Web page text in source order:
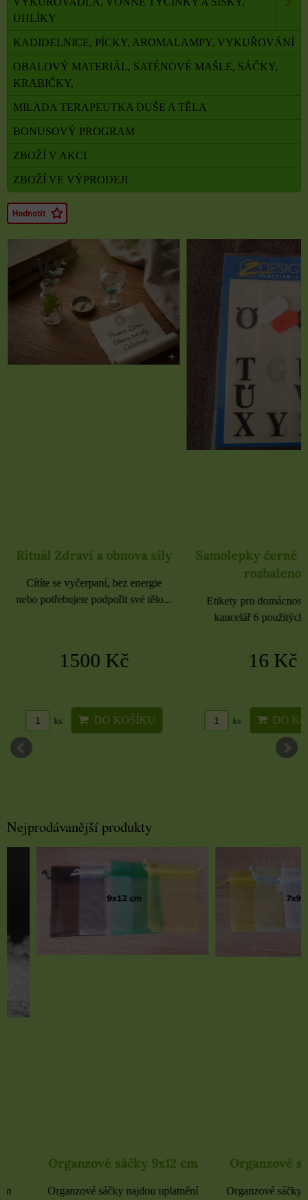
UHLÍKY
KADIDELNICE, PÍCKY, AROMALAMPY, VYKUŘOVÁNÍ
OBALOVÝ MATERIÁL, SATÉNOVÉ MAŠLE, SÁČKY,
KRABIČKY,
MILADA TERAPEUTKA DUŠE A TĚLA
BONUSOVÝ PROGRAM
ZBOŽÍ V AKCI
ZBOŽÍ VE VÝPRODEJI
Rituál Zdraví a obnova síly
Cítíte se vyčerpaní, bez energie
nebo potřebujete podpořit své tělo...
1500 Kč
ks DO KOŠÍKU
Samolepky černé
rozbaleno
Etikety pro
kancelář 6 použitých
16 Kč
ks DO
Nejprodávanější produkty
Organzové sáčky 9x12 cm
Organzové sáčky najdou uplatnění
Organzové sáčky
Organzové sáčky najdou